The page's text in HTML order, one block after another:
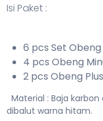
Isi Paket :
6 pcs Set Obeng
4 pcs Obeng
2 pcs Obeng
Material : Baja
dibalut warna hitam.